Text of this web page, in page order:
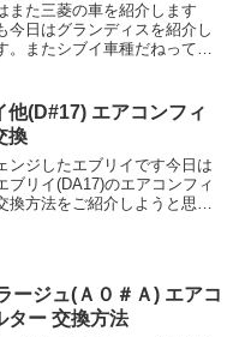
また三菱の車を紹介します
今日はグランディスを紹介し
。またシブイ車種だねって？
かで一気に影が薄くなって行
た車種であります...
他(D#17) エアコンフィ
換
ンジしたエブリイです今日は
ブリイ(DA17)のエアコンフィ
換方法をご紹介しようと思い
、それほど...
ージュ(Ａ０＃Ａ) エアコ
ター 交換方法